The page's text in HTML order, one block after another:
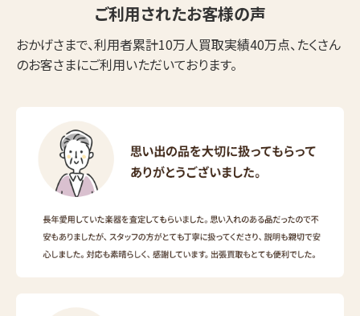
ウェブから1分 フリーダイヤル
ご利用されたお客様の声
おかげさまで、利用者累計10万人買取実績40万点、たくさん
のお客さまにご利用いただいております。